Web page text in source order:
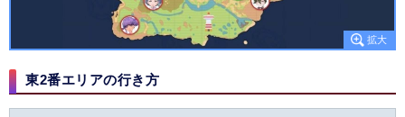
東2番エリアの行き方